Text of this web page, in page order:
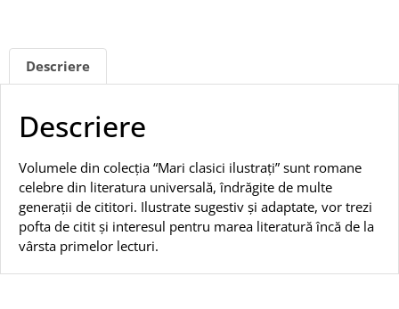
Descriere
Descriere
Volumele din colecția “Mari clasici ilustrați” sunt romane
celebre din literatura universală, îndrăgite de multe
generații de cititori. Ilustrate sugestiv și adaptate, vor trezi
pofta de citit și interesul pentru marea literatură încă de la
vârsta primelor lecturi.